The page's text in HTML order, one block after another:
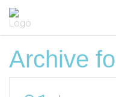
Archive